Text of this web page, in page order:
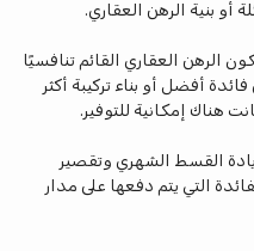
أو بنية الرهن العقاري.
الرهن العقاري القائم تنافسيًا
أفضل أو بناء تركيبة أكثر
هناك إمكانية للتوفير.
القسط الشهري وتقصير
التي يتم دفعها على مدار